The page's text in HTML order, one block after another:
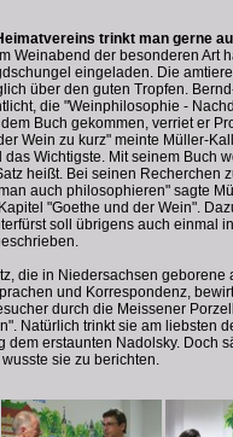
trinkt man gerne
Weinabend der besonderen Art
eingeladen. Die
über den guten Tropfen.
die "Weinphilosophie -
Buch gekommen, verriet er
Wein zu kurz" meinte Müller-
das Wichtigste. Mit seinem Buch
heißt. Bei seinen Recherchen
auch philosophieren" sagte
"Goethe und der Wein".
soll übrigens auch einmal
die in Niedersachsen
und Korrespondenz,
durch die Meissener
Natürlich trinkt sie am liebsten
dem erstaunten Nadolsky. Doch
sie zu berichten.